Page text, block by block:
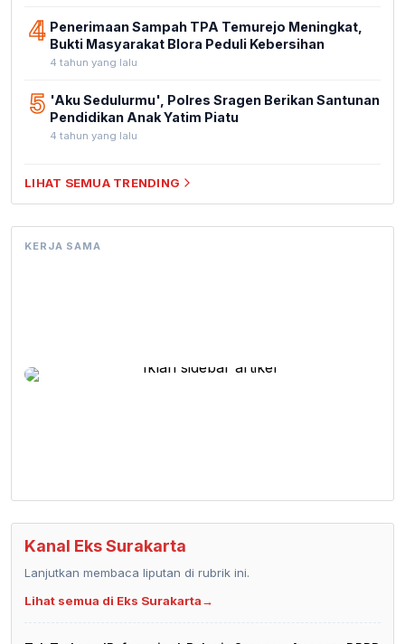
4 Penerimaan Sampah TPA Temurejo Meningkat,
Bukti Masyarakat Blora Peduli Kebersihan
4 tahun yang lalu
5 'Aku Sedulurmu', Polres Sragen Berikan Santunan
Pendidikan Anak Yatim Piatu
4 tahun yang lalu
LIHAT SEMUA TRENDING
KERJA SAMA
Kanal Eks Surakarta
Lanjutkan membaca liputan di rubrik ini.
Lihat semua di Eks Surakarta→